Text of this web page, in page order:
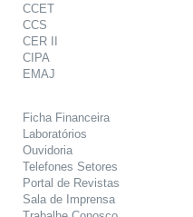
CCET
CCS
CER II
CIPA
EMAJ
Ficha Financeira
Laboratórios
Ouvidoria
Telefones Setores
Portal de Revistas
Sala de Imprensa